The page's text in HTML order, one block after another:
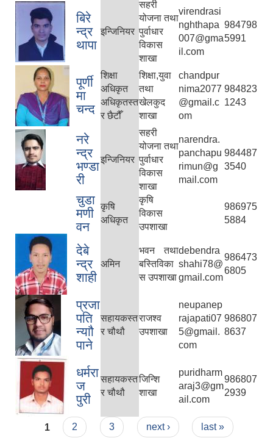
बिरे
न्द्र
थापा
इन्जिनियर
सहरी
योजना तथा
पुर्वाधार
विकास
शाखा
virendrasi
nghthapa
007@gma
il.com
984798
5991
पूर्णी
मा
चन्द
शिक्षा
अधिकृत
अधिकृतस्त
र छैटौँ
शिक्षा,युवा
तथा
खेलकुद
शाखा
chandpur
nima2077
@gmail.c
om
984823
1243
नरे
न्द्र
भण्डा
री
इन्जिनियर
सहरी
योजना तथा
पुर्वाधार
विकास
शाखा
narendra.
panchapu
rimun@g
mail.com
984487
3540
चुडा
मणी
वन
कृषि
अधिकृत
कृषि
विकास
उपशाखा
986975
5884
देबे
न्द्र
शाही
अमिन
भवन तथा
बस्तिविका
स उपशाखा
debendra
shahi78@
gmail.com
986473
6805
प्रजा
पति
न्याौ
पाने
सहायकस्त
र चौथौ
राजश्व
उपशाखा
neupanep
rajapati07
5@gmail.
com
986807
8637
धर्मरा
ज
पुरी
सहायकस्त
र चौथौ
जिन्शि
शाखा
puridharm
araj3@gm
ail.com
986807
2939
Pages
1 2 3 next › last »